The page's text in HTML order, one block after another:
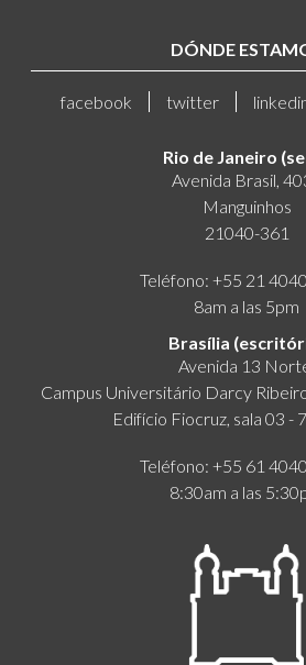
DÓNDE
facebook twitter
Rio de Janeiro
Avenida Brasil,
Manguinhos
21040-361
Teléfono: +55 21
8am a las 5pm
Brasília
Avenida 13
Campus Universitário Darcy
Edifício Fiocruz, sala 03 -
Teléfono: +55 61
8:30am a las